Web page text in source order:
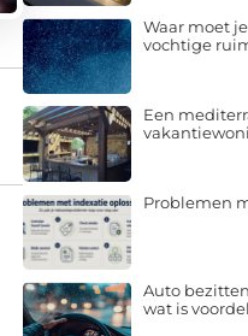
Waar moet
vochtige
Een
Problemen
Auto
wat is